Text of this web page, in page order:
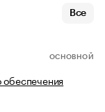
Все
ОСНОВНОЙ